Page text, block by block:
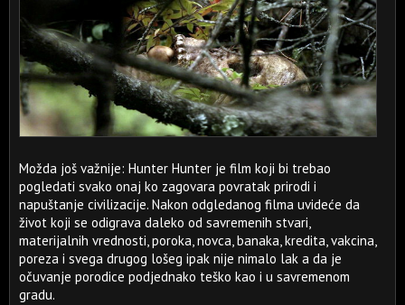
Možda još važnije: Hunter Hunter je film koji bi trebao
pogledati svako onaj ko zagovara povratak prirodi i
napuštanje civilizacije. Nakon odgledanog filma uvideće da
život koji se odigrava daleko od savremenih stvari,
materijalnih vrednosti, poroka, novca, banaka, kredita, vakcina,
poreza i svega drugog lošeg ipak nije nimalo lak a da je
očuvanje porodice podjednako teško kao i u savremenom
gradu.